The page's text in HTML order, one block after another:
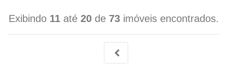
Exibindo 11até 20de 73imóveis encontrados.